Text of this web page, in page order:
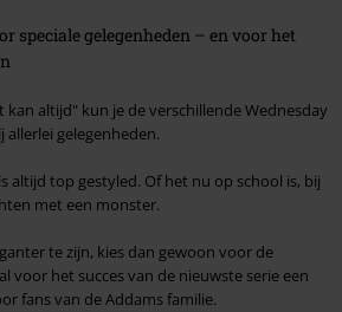
speciale gelegenheden – en voor het
altijd" kun je de verschillende Wednesday
gelegenheden.
altijd top gestyled. Of het nu op school is, bij
met een monster.
te zijn, kies dan gewoon voor de
voor het succes van de nieuwste serie een
fans van de Addams familie.